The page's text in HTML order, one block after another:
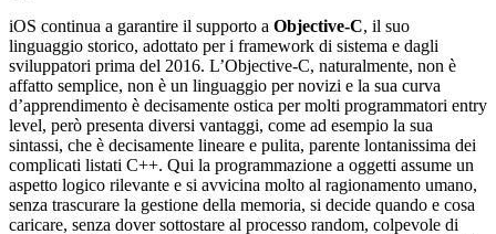
iOS continua a garantire il supporto a Objective-C, il suo
linguaggio storico, adottato per i framework di sistema e dagli
sviluppatori prima del 2016. L’Objective-C, naturalmente, non è
affatto semplice, non è un linguaggio per novizi e la sua curva
d’apprendimento è decisamente ostica per molti programmatori entry
level, però presenta diversi vantaggi, come ad esempio la sua
sintassi, che è decisamente lineare e pulita, parente lontanissima dei
complicati listati C++. Qui la programmazione a oggetti assume un
aspetto logico rilevante e si avvicina molto al ragionamento umano,
senza trascurare la gestione della memoria, si decide quando e cosa
caricare, senza dover sottostare al processo random, colpevole di